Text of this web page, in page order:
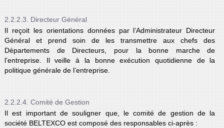
2.2.2.3. Directeur Général
Il reçoit les orientations données par l’Administrateur Directeur
Général et prend soin de les transmettre aux chefs des
Départements de Directeurs, pour la bonne marche de
l’entreprise. Il veille à la bonne exécution quotidienne de la
politique générale de l’entreprise.
2.2.2.4. Comité de Gestion
Il est important de souligner que, le comité de gestion de la
société BELTEXCO est composé des responsables ci-après :